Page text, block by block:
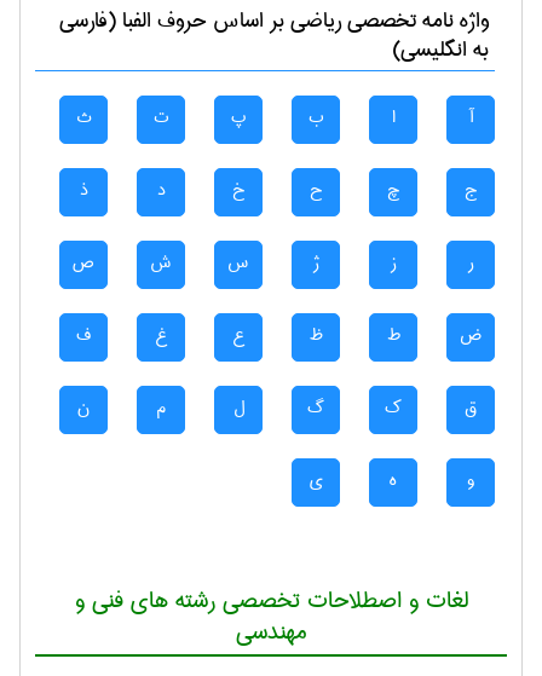
واژه نامه تخصصیرياضیبر اساس حروف الفبا (فارسی
به انگلیسی)
آ ا ب پ ت ث
ج چ ح خ د ذ
ر ز ژ س ش ص
ض ط ظ ع غ ف
ق ک گ ل م ن
و ه ی
لغات و اصطلاحات تخصصی رشته های فنی و
مهندسی